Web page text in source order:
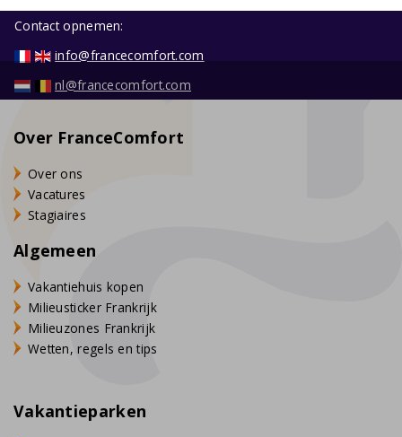
Contact opnemen:
info@francecomfort.com
nl@francecomfort.com
Over FranceComfort
Over ons
Vacatures
Stagiaires
Algemeen
Vakantiehuis kopen
Milieusticker Frankrijk
Milieuzones Frankrijk
Wetten, regels en tips
Vakantieparken